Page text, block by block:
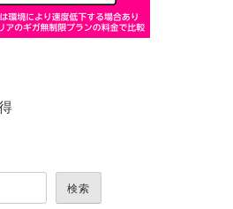
検索